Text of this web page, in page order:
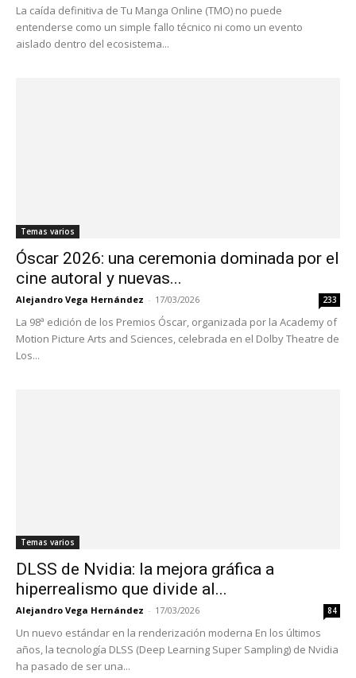
La caída definitiva de Tu Manga Online (TMO) no puede
entenderse como un simple fallo técnico ni como un evento
aislado dentro del ecosistema...
Temas varios
Óscar 2026: una ceremonia dominada por el
cine autoral y nuevas...
Alejandro Vega Hernández - 17/03/2026 233
La 98ª edición de los Premios Óscar, organizada por la Academy of
Motion Picture Arts and Sciences, celebrada en el Dolby Theatre de
Los...
Temas varios
DLSS de Nvidia: la mejora gráfica a
hiperrealismo que divide al...
Alejandro Vega Hernández - 17/03/2026 84
Un nuevo estándar en la renderización moderna En los últimos
años, la tecnología DLSS (Deep Learning Super Sampling) de Nvidia
ha pasado de ser una...